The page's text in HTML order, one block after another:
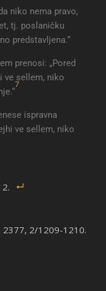
niko nema pravo,
tj. poslaničku
predstavljena.“
prenosi: „Pored
ve sellem, niko
7
ispravna
ve sellem, niko
2377, 2/1209-1210.